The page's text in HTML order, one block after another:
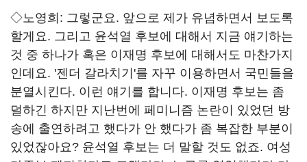
◇노영희: 그렇군요. 앞으로 제가 유념하면서 보도록
할게요. 그리고 윤석열 후보에 대해서 지금 얘기하는
것 중 하나가 혹은 이재명 후보에 대해서도 마찬가지
인데요. '젠더 갈라치기'를 자꾸 이용하면서 국민들을
분열시킨다. 이런 얘기를 합니다. 이재명 후보는 좀
덜하긴 하지만 지난번에 페미니즘 논란이 있었던 방
송에 출연하려고 했다가 안 했다가 좀 복잡한 부분이
있었잖아요? 윤석열 후보는 더 말할 것도 없죠. 여성